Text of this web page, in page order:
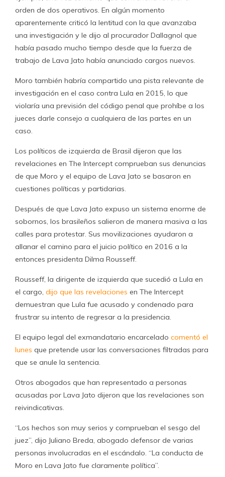
orden de dos operativos. En algún momento
aparentemente criticó la lentitud con la que avanzaba
una investigación y le dijo al procurador Dallagnol que
había pasado mucho tiempo desde que la fuerza de
trabajo de Lava Jato había anunciado cargos nuevos.
Moro también habría compartido una pista relevante de
investigación en el caso contra Lula en 2015, lo que
violaría una previsión del código penal que prohíbe a los
jueces darle consejo a cualquiera de las partes en un
caso.
Los políticos de izquierda de Brasil dijeron que las
revelaciones en The Intercept comprueban sus denuncias
de que Moro y el equipo de Lava Jato se basaron en
cuestiones políticas y partidarias.
Después de que Lava Jato expuso un sistema enorme de
sobornos, los brasileños salieron de manera masiva a las
calles para protestar. Sus movilizaciones ayudaron a
allanar el camino para el juicio político en 2016 a la
entonces presidenta Dilma Rousseff.
Rousseff, la dirigente de izquierda que sucedió a Lula en
el cargo, dijo que las revelaciones en The Intercept
demuestran que Lula fue acusado y condenado para
frustrar su intento de regresar a la presidencia.
El equipo legal del exmandatario encarcelado comentó el
lunes que pretende usar las conversaciones filtradas para
que se anule la sentencia.
Otros abogados que han representado a personas
acusadas por Lava Jato dijeron que las revelaciones son
reivindicativas.
“Los hechos son muy serios y comprueban el sesgo del
juez”, dijo Juliano Breda, abogado defensor de varias
personas involucradas en el escándalo. “La conducta de
Moro en Lava Jato fue claramente política”.